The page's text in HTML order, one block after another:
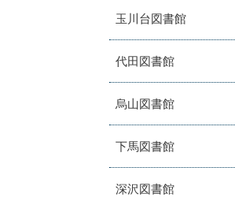
玉川台図書館
代田図書館
烏山図書館
下馬図書館
深沢図書館